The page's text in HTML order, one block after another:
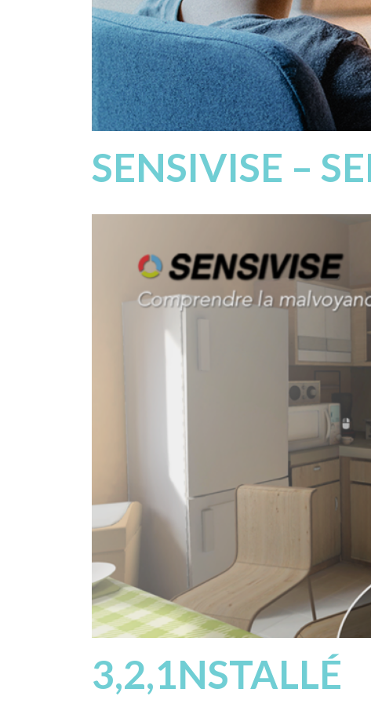
SENSIVISE –
3,2,1NSTALLÉ